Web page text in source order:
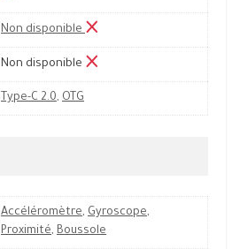
Non disponible
Non disponible
Type-C 2.0, OTG
Accéléromètre, Gyroscope,
Proximité, Boussole